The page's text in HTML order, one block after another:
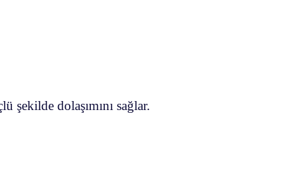
şekilde dolaşımını sağlar.